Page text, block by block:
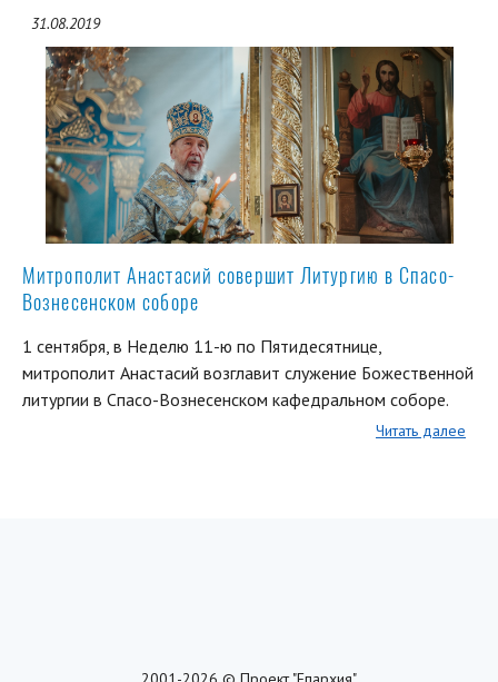
31.08.2019
Митрополит Анастасий совершит Литургию в Спасо-
Вознесенском соборе
1 сентября, в Неделю 11-ю по Пятидесятнице,
митрополит Анастасий возглавит служение Божественной
литургии в Спасо-Вознесенском кафедральном соборе.
Читать далее